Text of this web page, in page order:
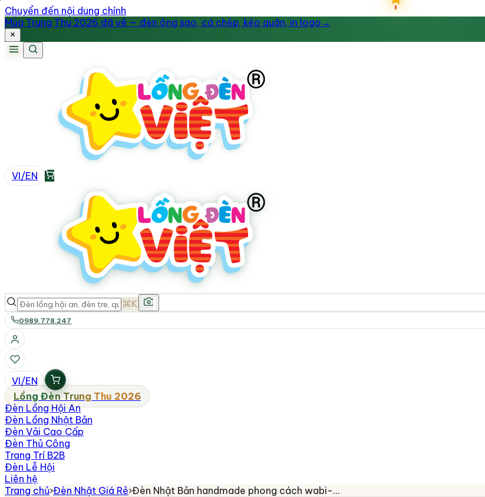
Chuyển đến nội dung chính
Mùa Trung Thu 2026 đã về — đèn ông sao, cá chép, kéo quân, in logo →
VI/EN
⌘K
0989.778.247
VI/EN
Lồng Đèn Trung Thu 2026
Đèn Lồng Hội An
Đèn Lồng Nhật Bản
Đèn Vải Cao Cấp
Đèn Thủ Công
Trang Trí B2B
Đèn Lễ Hội
Liên hệ
Trang chủ›Đèn Nhật Giá Rẻ›Đèn Nhật Bản handmade phong cách wabi-…